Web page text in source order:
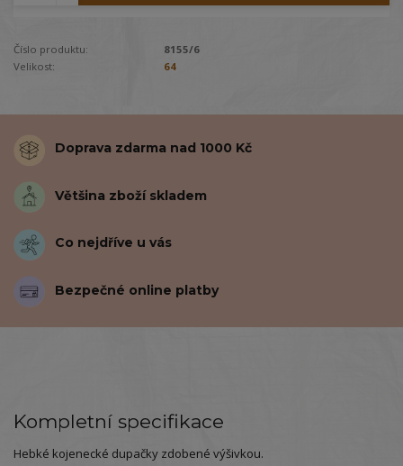
Číslo produktu:
8155/6
Velikost:
64
Doprava zdarma nad 1000 Kč
Většina zboží skladem
Co nejdříve u vás
Bezpečné online platby
Kompletní specifikace
Hebké kojenecké dupačky zdobené výšivkou.